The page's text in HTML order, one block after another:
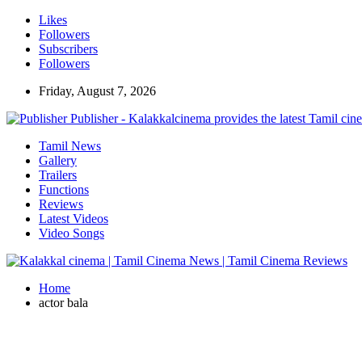
Likes
Followers
Subscribers
Followers
Friday, August 7, 2026
Publisher - Kalakkalcinema provides the latest Tamil
Tamil News
Gallery
Trailers
Functions
Reviews
Latest Videos
Video Songs
Home
actor bala